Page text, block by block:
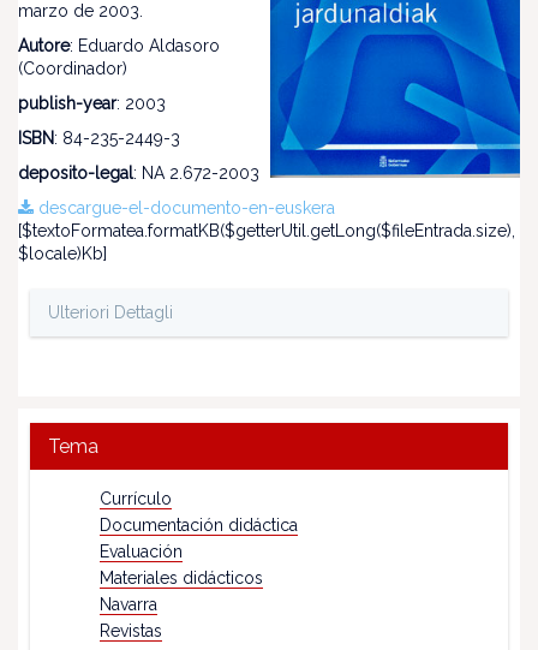
marzo de 2003.
Autore: Eduardo Aldasoro
(Coordinador)
publish-year: 2003
ISBN: 84-235-2449-3
deposito-legal: NA 2.672-2003
descargue-el-documento-en-euskera
[$textoFormatea.formatKB($getterUtil.getLong($fileEntrada.size),
$locale)Kb]
Ulteriori Dettagli
Tema
Currículo
Documentación didáctica
Evaluación
Materiales didácticos
Navarra
Revistas